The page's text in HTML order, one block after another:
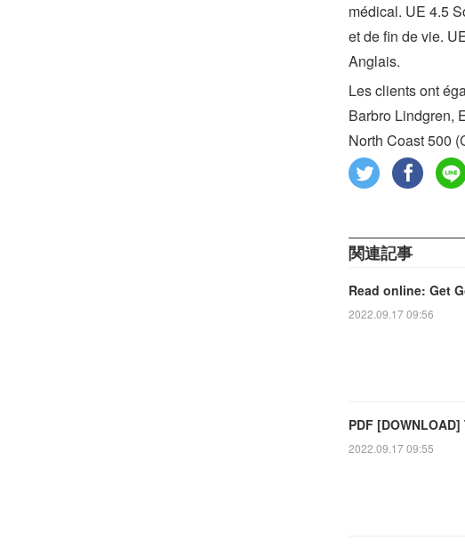
médical. UE 4.5
et de fin de vie.
Anglais.
Les clients ont
Barbro Lindgren,
North Coast 500
関連記事
Read online: Get
2022.09.17 09:56
PDF
2022.09.17 09:55